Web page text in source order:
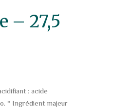
– 27,5
: acide
* Ingrédient majeur